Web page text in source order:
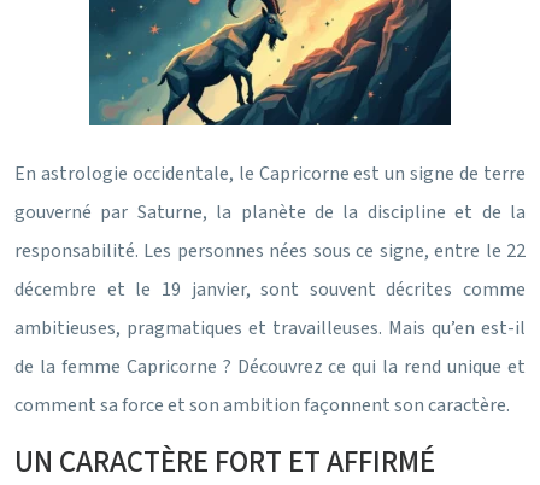
En astrologie occidentale, le Capricorne est un signe de terre
gouverné par Saturne, la planète de la discipline et de la
responsabilité. Les personnes nées sous ce signe, entre le 22
décembre et le 19 janvier, sont souvent décrites comme
ambitieuses, pragmatiques et travailleuses. Mais qu’en est-il
de la femme Capricorne ? Découvrez ce qui la rend unique et
comment sa force et son ambition façonnent son caractère.
UN CARACTÈRE FORT ET AFFIRMÉ